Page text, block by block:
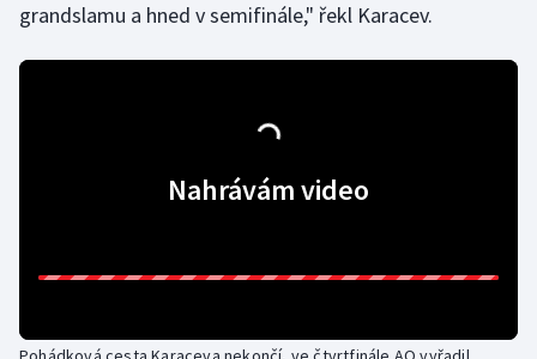
grandslamu a hned v semifinále," řekl Karacev.
Nahrávám video